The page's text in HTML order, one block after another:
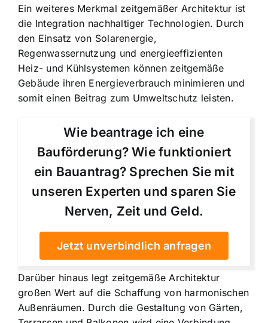
Ein weiteres Merkmal zeitgemäßer Architektur ist
die Integration nachhaltiger Technologien. Durch
den Einsatz von Solarenergie,
Regenwassernutzung und energieeffizienten
Heiz- und Kühlsystemen können zeitgemäße
Gebäude ihren Energieverbrauch minimieren und
somit einen Beitrag zum Umweltschutz leisten.
Wie beantrage ich eine
Bauförderung? Wie funktioniert
ein Bauantrag? Sprechen Sie mit
unseren Experten und sparen Sie
Nerven, Zeit und Geld.
Jetzt unverbindlich anfragen
Darüber hinaus legt zeitgemäße Architektur
großen Wert auf die Schaffung von harmonischen
Außenräumen. Durch die Gestaltung von Gärten,